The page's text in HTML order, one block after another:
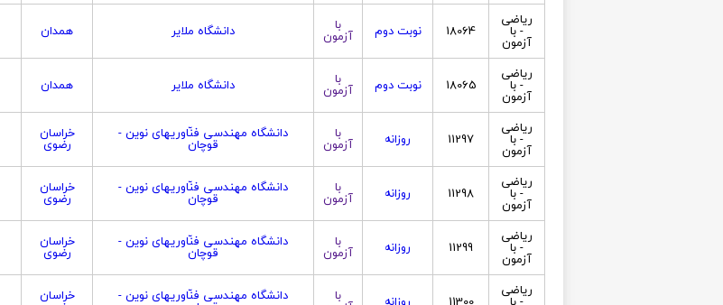
ریاضی
- با
آزمون
18064 نوبت دوم با
آزمون دانشگاه ملایر همدان
ریاضی
- با
آزمون
18065 نوبت دوم با
آزمون دانشگاه ملایر همدان
ریاضی
- با
آزمون
11297 روزانه با
آزمون
دانشگاه مهندسی فنّاوریهای نوین -
قوچان
خراسان
رضوی
ریاضی
- با
آزمون
11298 روزانه با
آزمون
دانشگاه مهندسی فنّاوریهای نوین -
قوچان
خراسان
رضوی
ریاضی
- با
آزمون
11299 روزانه با
آزمون
دانشگاه مهندسی فنّاوریهای نوین -
قوچان
خراسان
رضوی
ریاضی با دانشگاه مهندسی فنّاوریهای نوین - خراسان